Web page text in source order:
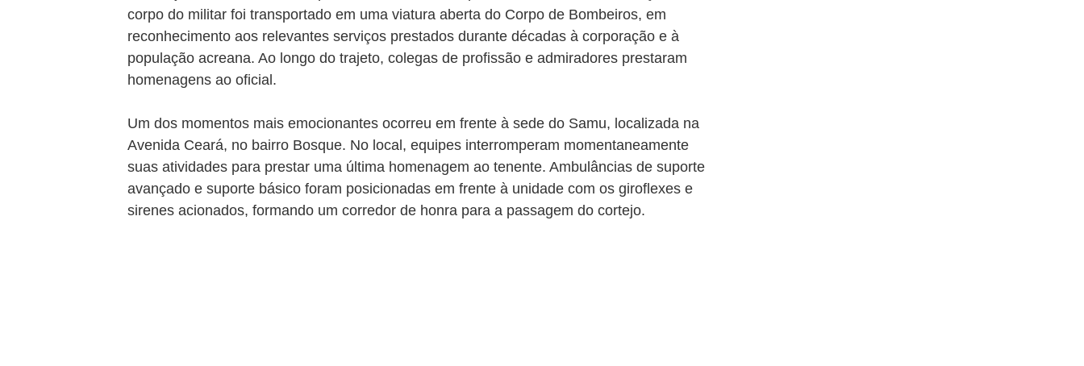
corpo do militar foi transportado em uma viatura aberta do Corpo de Bombeiros, em
reconhecimento aos relevantes serviços prestados durante décadas à corporação e à
população acreana. Ao longo do trajeto, colegas de profissão e admiradores prestaram
homenagens ao oficial.
Um dos momentos mais emocionantes ocorreu em frente à sede do Samu, localizada na
Avenida Ceará, no bairro Bosque. No local, equipes interromperam momentaneamente
suas atividades para prestar uma última homenagem ao tenente. Ambulâncias de suporte
avançado e suporte básico foram posicionadas em frente à unidade com os giroflexes e
sirenes acionados, formando um corredor de honra para a passagem do cortejo.